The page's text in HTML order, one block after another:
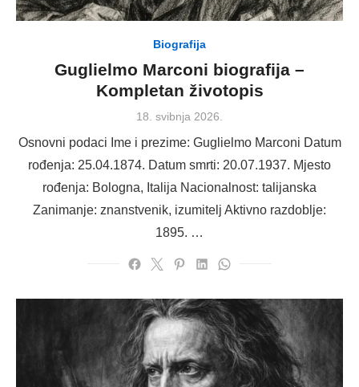
Biografija
Guglielmo Marconi biografija –
Kompletan životopis
Posted
18. svibnja 2026.
Osnovni podaci Ime i prezime: Guglielmo Marconi Datum
rođenja: 25.04.1874. Datum smrti: 20.07.1937. Mjesto
rođenja: Bologna, Italija Nacionalnost: talijanska
Zanimanje: znanstvenik, izumitelj Aktivno razdoblje:
1895. …